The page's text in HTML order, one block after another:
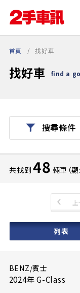
首頁 找好車
找好車 find a
搜尋條件
共找到 48 輛車（
列表
BENZ/賓士
2024年 G-Class